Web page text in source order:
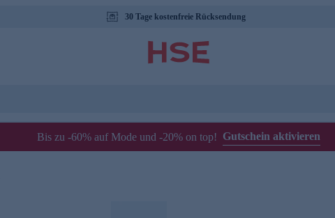
30 Tage kostenfreie Rücksendung
Bis zu -60% auf Mode und -20% on top! Gutschein aktivieren